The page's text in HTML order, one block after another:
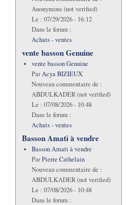
Anonymous (not verified)
Le : 07/29/2026 - 16:12
Dans le forum :
Achats - ventes
vente basson Genuine
vente basson Genuine
ParAcya BIZIEUX
Nouveau commentaire de :
ABDULKADER (not verified)
Le : 07/08/2026 - 10:48
Dans le forum :
Achats - ventes
Basson Amati à vendre
Basson Amati à vendre
ParPierre Cathelain
Nouveau commentaire de :
ABDULKADER (not verified)
Le : 07/08/2026 - 10:48
Dans le forum :